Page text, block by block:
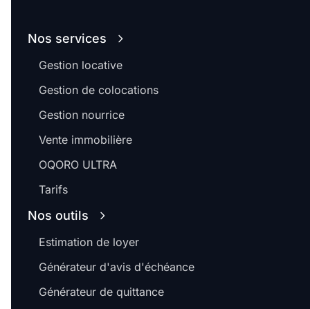
Nos services
Gestion locative
Gestion de colocations
Gestion nourrice
Vente immobilière
OQORO ULTRA
Tarifs
Nos outils
Estimation de loyer
Générateur d'avis d'échéance
Générateur de quittance